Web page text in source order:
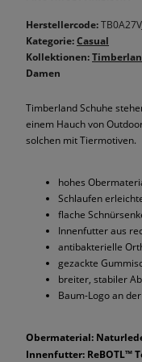
Herstellercode:
Kategorie:Casual
Kollektionen:
Damen
Timberland Schuhe
einem Hauch von
solchen mit Tiermotiven.
hohes
Schlaufen
flache
Innenfutter aus
antibakterielle
gezackte
breiter, stabiler
Baum-Logo an
Obermaterial:
Innenfutter: ReBOTL™